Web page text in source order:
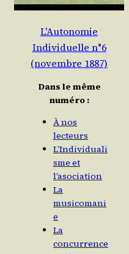
L'Autonomie
Individuelle n°6
(novembre 1887)
Dans le même
numéro :
À nos
lecteurs
L’Individuali
sme et
l’asociation
La
musicomani
e
La
concurrence